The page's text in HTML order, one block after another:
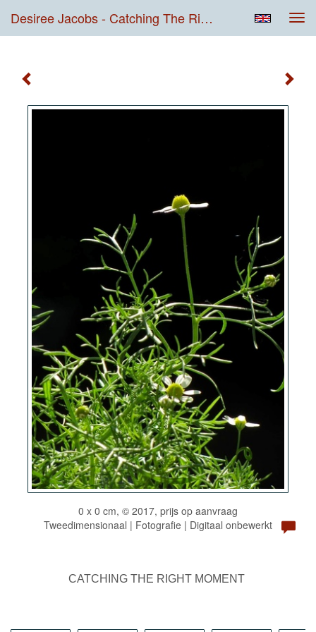
Desiree Jacobs - Catching The Right Moment
0 x 0 cm, © 2017, prijs op aanvraag
Tweedimensionaal | Fotografie | Digitaal onbewerkt
CATCHING THE RIGHT MOMENT